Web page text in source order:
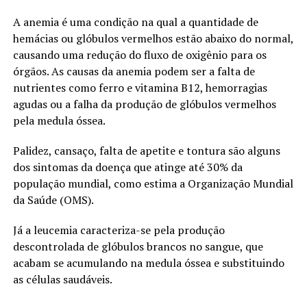
A anemia é uma condição na qual a quantidade de
hemácias ou glóbulos vermelhos estão abaixo do normal,
causando uma redução do fluxo de oxigênio para os
órgãos. As causas da anemia podem ser a falta de
nutrientes como ferro e vitamina B12, hemorragias
agudas ou a falha da produção de glóbulos vermelhos
pela medula óssea.
Palidez, cansaço, falta de apetite e tontura são alguns
dos sintomas da doença que atinge até 30% da
população mundial, como estima a Organização Mundial
da Saúde (OMS).
Já a leucemia caracteriza-se pela produção
descontrolada de glóbulos brancos no sangue, que
acabam se acumulando na medula óssea e substituindo
as células saudáveis.